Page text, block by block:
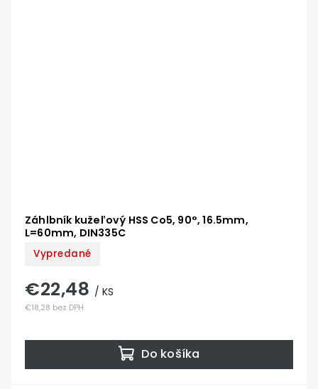
Záhlbník kužeľový HSS Co5, 90°, 16.5mm,
L=60mm, DIN335C
Vypredané
€18,28 bez DPH
€22,48 / KS
Do košíka